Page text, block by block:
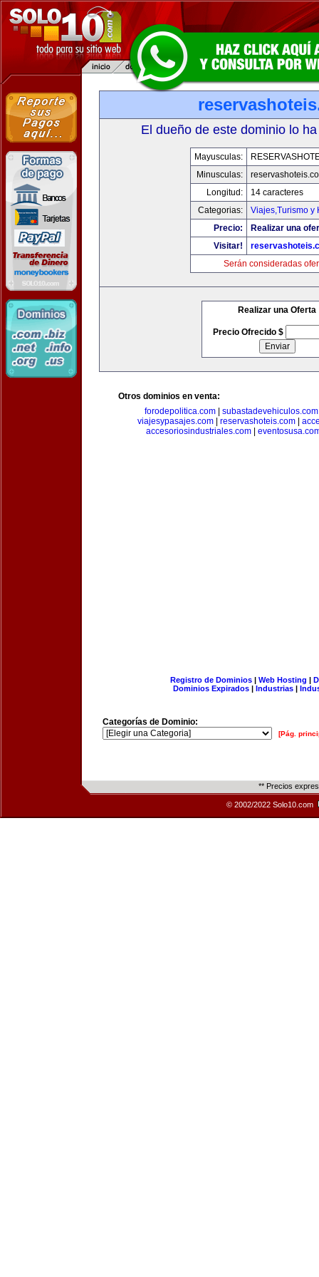
El dueño de este dominio lo
Mayusculas:
Minusculas:
Longitud:
14 caracteres
Categorias:
Viajes,Turismo y
Precio:
Realizar una
Visitar!
Serán consideradas
Realizar una Oferta
Precio Ofrecido $
Otros dominios en venta:
forodepolitica.com| subastadevehiculos.com
viajesypasajes.com
reservashoteis.com
accesoriosindustriales.com
Registro de Dominios| Web Hosting |
Dominios Expirados | Industrias |
Categorías de Dominio:
[Pág.
** Precios
© 2002/2022 Solo10.com